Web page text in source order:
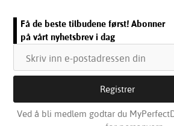
Få de beste tilbudene først! Abonner
på vårt nyhetsbrev i dag
Ved å bli medlem godtar du